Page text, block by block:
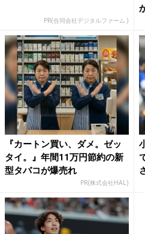
PR(合同会社デジタルファーム )
『カートン買い、ダメ。ゼッ
タイ。』年間11万円節約の新
型タバコが爆売れ
PR(株式会社HAL)